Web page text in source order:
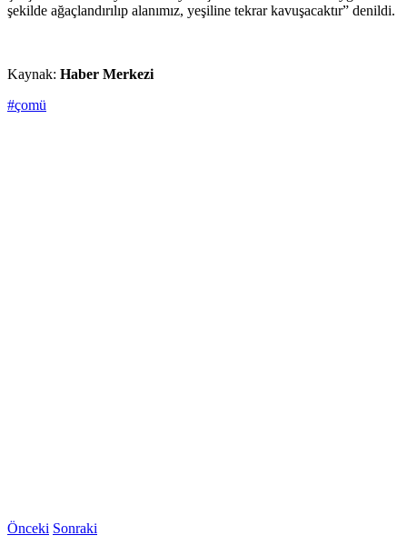
şekilde ağaçlandırılıp alanımız, yeşiline tekrar kavuşacaktır” denildi.
Kaynak: Haber Merkezi
#çomü
Önceki Sonraki